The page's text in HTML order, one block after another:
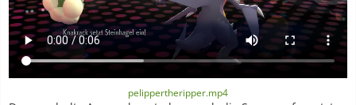
pelippertheripper.mp4